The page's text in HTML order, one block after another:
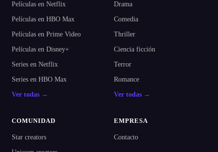
Películas en Netflix
Películas en HBO Max
Películas en Prime Video
Películas en Disney+
Series en Netflix
Series en HBO Max
Ver todas →
Drama
Comedia
Thriller
Ciencia ficción
Terror
Romance
Ver todas →
COMUNIDAD
Star creators
EMPRESA
Contacto